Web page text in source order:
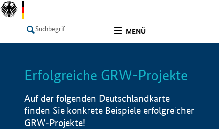
MENÜ
LISTE Info
Erfolgreiche GRW-Projekte
Auf der folgenden Deutschlandkarte
finden Sie konkrete Beispiele erfolgreicher
GRW-Projekte!